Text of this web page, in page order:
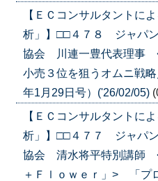
【ＥＣコンサルタントに
析」】□□４７８ ジャパ
協会 川連一豊代表理事
小売３位を狙うオムニ戦
年1月29日号）('26/02/05)
【ＥＣコンサルタントに
析」】□□４７７ ジャパ
協会 清水将平特別講師
＋Ｆｌｏｗｅｒ」> 「プ